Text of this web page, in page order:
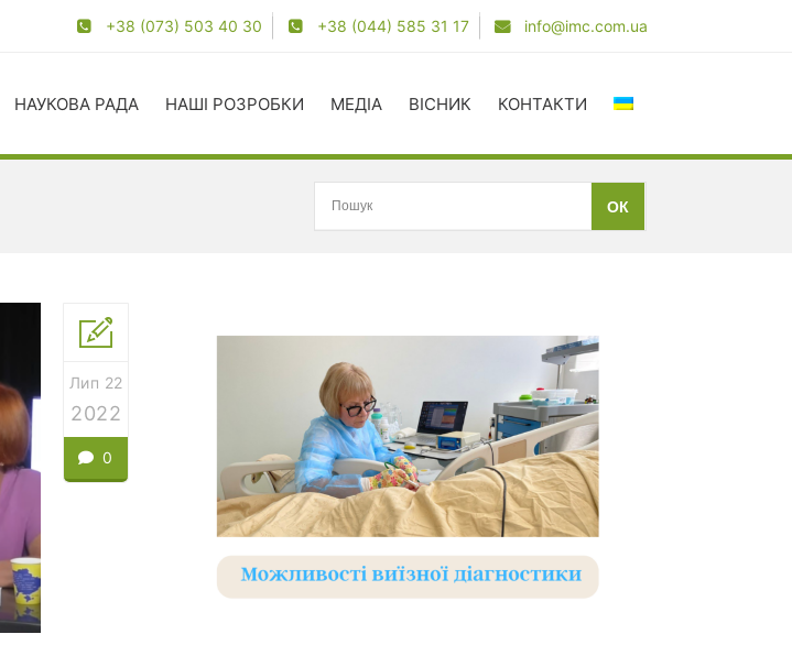
+38 (073) 503 40 30 +38 (044) 585 31 17 info@imc.com.ua
НАУКОВА РАДА НАШІ РОЗРОБКИ МЕДІА ВІСНИК КОНТАКТИ
Лип 22
2022
0